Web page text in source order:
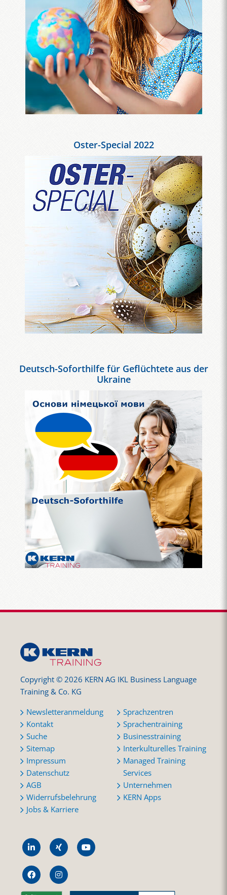
Oster-Special 2022
Deutsch-Soforthilfe für Geflüchtete aus der
Ukraine
Copyright © 2026 KERN AG IKL Business Language
Training & Co. KG
Newsletteranmeldung
Kontakt
Suche
Sitemap
Impressum
Datenschutz
AGB
Widerrufsbelehrung
Jobs & Karriere
Sprachzentren
Sprachentraining
Businesstraining
Interkulturelles Training
Managed Training
Services
Unternehmen
KERN Apps